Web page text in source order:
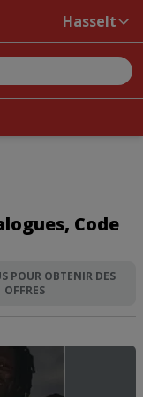
Hasselt
Code
POUR OBTENIR DES
OFFRES